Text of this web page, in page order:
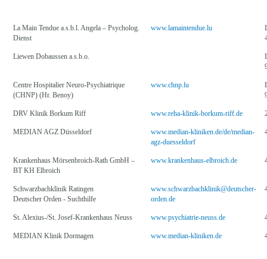
La Main Tendue a.s.b.l. Angela – Psycholog.
Dienst
www.lamaintendue.lu
Liewen Dobaussen a.s.b.o.
Centre Hospitalier Neuro-Psychiatrique
(CHNP) (Hr. Benoy)
www.chnp.lu
DRV Klinik Borkum Riff www.reha-klinik-borkum-riff.de
MEDIAN AGZ Düsseldorf
www.median-kliniken.de/de/median-
agz-duesseldorf
Krankenhaus Mörsenbroich-Rath GmbH –
BT KH Elbroich
www.krankenhaus-elbroich.de
Schwarzbachklinik Ratingen
Deutscher Orden - Suchthilfe
www.schwarzbachklinik@deutscher-
orden.de
St. Alexius-/St. Josef-Krankenhaus Neuss www.psychiatrie-neuss.de
MEDIAN Klinik Dormagen www.median-kliniken.de